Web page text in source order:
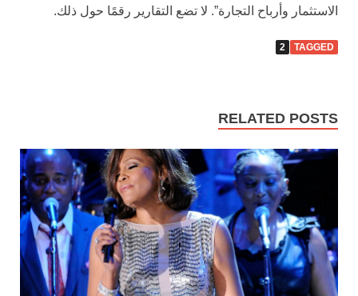
الاستثمار وأرباح التجارة”. لا تضع التقارير رقمًا حول ذلك.
TAGGED
2
RELATED POSTS